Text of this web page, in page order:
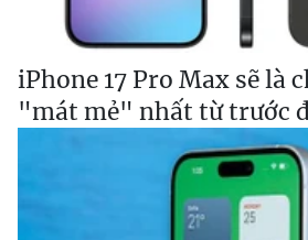
iPhone 17 Pro Max sẽ là
"mát mẻ" nhất từ trước